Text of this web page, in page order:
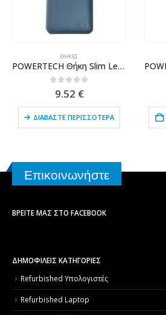
ΘΉΚΕΣ
POWERTECH Θήκη Slim Leather για Samsung S9, γκρι
out of 5
9.52 €
ΔΙΑΒΆΣΤΕ ΠΕΡΙΣΣΌΤΕΡΑ
Επικοινωνήστε
ΒΡΕΊΤΕ ΜΑΣ ΣΤΟ FACEBOOK
ΔΗΜΟΦΙΛΕΙΣ ΚΑΤΗΓΟΡΙΕΣ
Refurbished Υπολογιστές
Refurbished Laptop